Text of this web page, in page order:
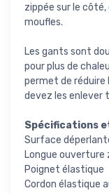
zippée sur le
moufles.
Les gants sont
pour plus de
permet de réduire
devez les enlever
Spécifications
Surface
Longue ouverture
Poignet élastique
Cordon élastique